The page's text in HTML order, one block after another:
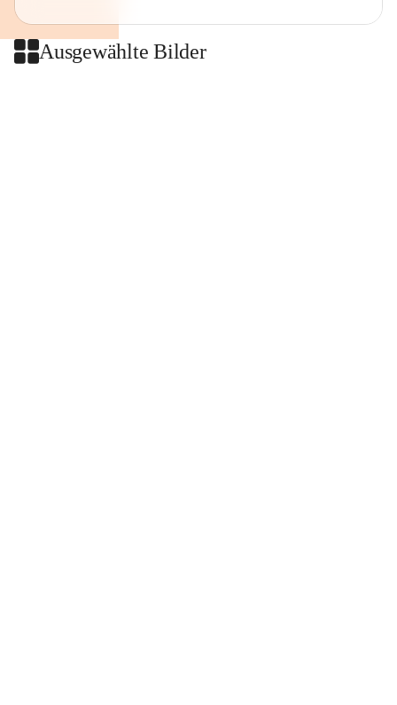
Ausgewählte Bilder